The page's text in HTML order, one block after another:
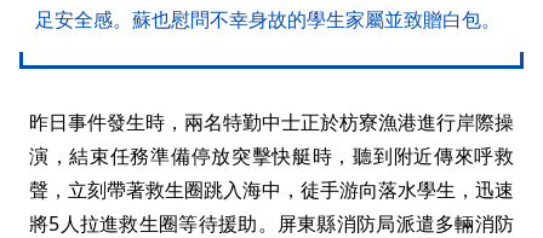
足安全感。蘇也慰問不幸身故的學生家屬並致贈白包。
昨日事件發生時，兩名特勤中士正於枋寮漁港進行岸際操
演，結束任務準備停放突擊快艇時，聽到附近傳來呼救
聲，立刻帶著救生圈跳入海中，徒手游向落水學生，迅速
將5人拉進救生圈等待援助。屏東縣消防局派遣多輛消防